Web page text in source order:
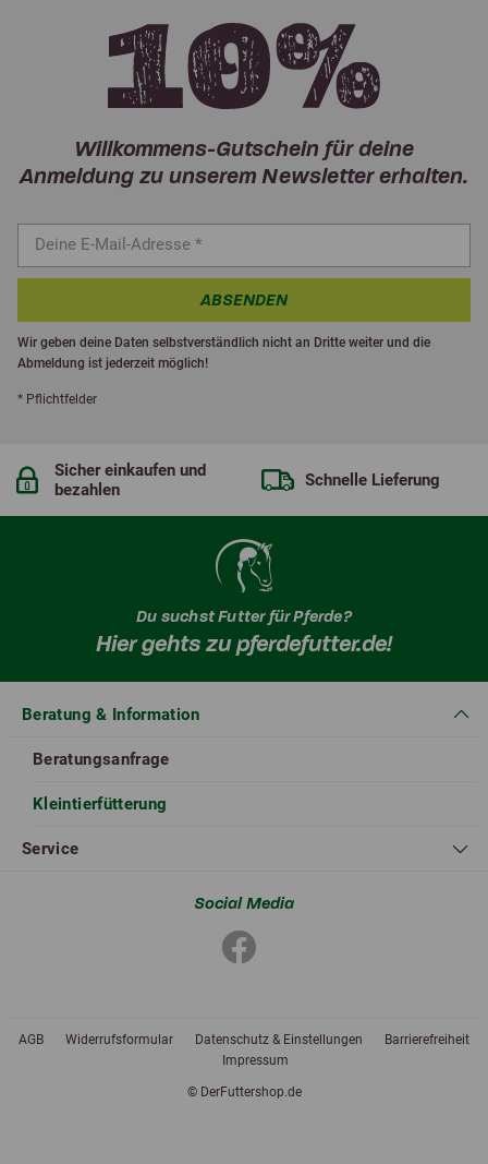
Willkommens-Gutschein für deine
Anmeldung zu unserem Newsletter erhalten.
ABSENDEN
Wir geben deine Daten selbstverständlich nicht an Dritte weiter und die
Abmeldung ist jederzeit möglich!
* Pflichtfelder
Sicher einkaufen und
bezahlen
Schnelle Lieferung
Du suchst Futter für Pferde?
Hier gehts zu pferdefutter.de!
Beratung & Information
Beratungsanfrage
Kleintierfütterung
Service
Social Media
© DerFuttershop.de
AGB Widerrufsformular Datenschutz & Einstellungen
Barrierefreiheit
Impressum